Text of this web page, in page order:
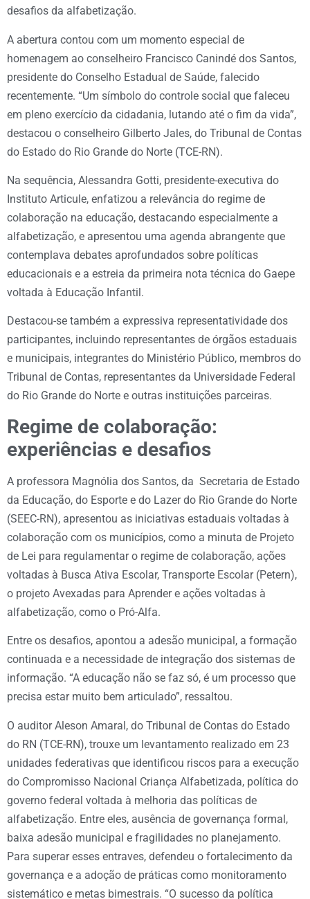
desafios da alfabetização.
A abertura contou com um momento especial de
homenagem ao conselheiro Francisco Canindé dos Santos,
presidente do Conselho Estadual de Saúde, falecido
recentemente. “Um símbolo do controle social que faleceu
em pleno exercício da cidadania, lutando até o fim da vida”,
destacou o conselheiro Gilberto Jales, do Tribunal de Contas
do Estado do Rio Grande do Norte (TCE-RN).
Na sequência, Alessandra Gotti, presidente-executiva do
Instituto Articule, enfatizou a relevância do regime de
colaboração na educação, destacando especialmente a
alfabetização, e apresentou uma agenda abrangente que
contemplava debates aprofundados sobre políticas
educacionais e a estreia da primeira nota técnica do Gaepe
voltada à Educação Infantil.
Destacou-se também a expressiva representatividade dos
participantes, incluindo representantes de órgãos estaduais
e municipais, integrantes do Ministério Público, membros do
Tribunal de Contas, representantes da Universidade Federal
do Rio Grande do Norte e outras instituições parceiras.
Regime de colaboração:
experiências e desafios
A professora Magnólia dos Santos, da Secretaria de Estado
da Educação, do Esporte e do Lazer do Rio Grande do Norte
(SEEC-RN), apresentou as iniciativas estaduais voltadas à
colaboração com os municípios, como a minuta de Projeto
de Lei para regulamentar o regime de colaboração, ações
voltadas à Busca Ativa Escolar, Transporte Escolar (Petern),
o projeto Avexadas para Aprender e ações voltadas à
alfabetização, como o Pró-Alfa.
Entre os desafios, apontou a adesão municipal, a formação
continuada e a necessidade de integração dos sistemas de
informação. “A educação não se faz só, é um processo que
precisa estar muito bem articulado”, ressaltou.
O auditor Aleson Amaral, do Tribunal de Contas do Estado
do RN (TCE-RN), trouxe um levantamento realizado em 23
unidades federativas que identificou riscos para a execução
do Compromisso Nacional Criança Alfabetizada, política do
governo federal voltada à melhoria das políticas de
alfabetização. Entre eles, ausência de governança formal,
baixa adesão municipal e fragilidades no planejamento.
Para superar esses entraves, defendeu o fortalecimento da
governança e a adoção de práticas como monitoramento
sistemático e metas bimestrais. “O sucesso da política